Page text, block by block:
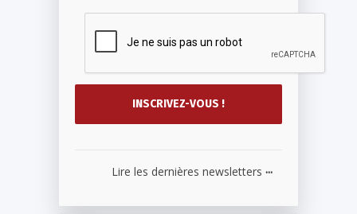
Lire les dernières newsletters ...